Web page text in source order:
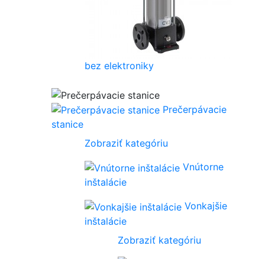
bez elektroniky
Prečerpávacie
stanice
Zobraziť kategóriu
Vnútorne
inštalácie
Vonkajšie
inštalácie
Zobraziť kategóriu